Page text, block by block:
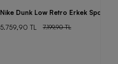
Nike Dunk Low Retro Erkek Spor
5.759,90 TL
7.199,90 TL